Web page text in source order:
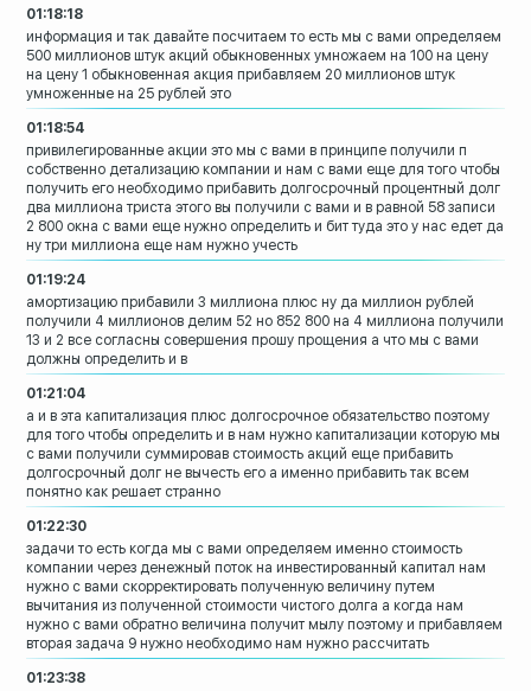
01:18:18
информация и так давайте посчитаем то есть мы с вами определяем
500 миллионов штук акций обыкновенных умножаем на 100 на цену
на цену 1 обыкновенная акция прибавляем 20 миллионов штук
умноженные на 25 рублей это
01:18:54
привилегированные акции это мы с вами в принципе получили п
собственно детализацию компании и нам с вами еще для того чтобы
получить его необходимо прибавить долгосрочный процентный долг
два миллиона триста этого вы получили с вами и в равной 58 записи
2 800 окна с вами еще нужно определить и бит туда это у нас едет да
ну три миллиона еще нам нужно учесть
01:19:24
амортизацию прибавили 3 миллиона плюс ну да миллион рублей
получили 4 миллионов делим 52 но 852 800 на 4 миллиона получили
13 и 2 все согласны совершения прошу прощения а что мы с вами
должны определить и в
01:21:04
а и в эта капитализация плюс долгосрочное обязательство поэтому
для того чтобы определить и в нам нужно капитализации которую мы
с вами получили суммировав стоимость акций еще прибавить
долгосрочный долг не вычесть его а именно прибавить так всем
понятно как решает странно
01:22:30
задачи то есть когда мы с вами определяем именно стоимость
компании через денежный поток на инвестированный капитал нам
нужно с вами скорректировать полученную величину путем
вычитания из полученной стоимости чистого долга а когда нам
нужно с вами обратно величина получит мылу поэтому и прибавляем
вторая задача 9 нужно необходимо нам нужно рассчитать
01:23:38